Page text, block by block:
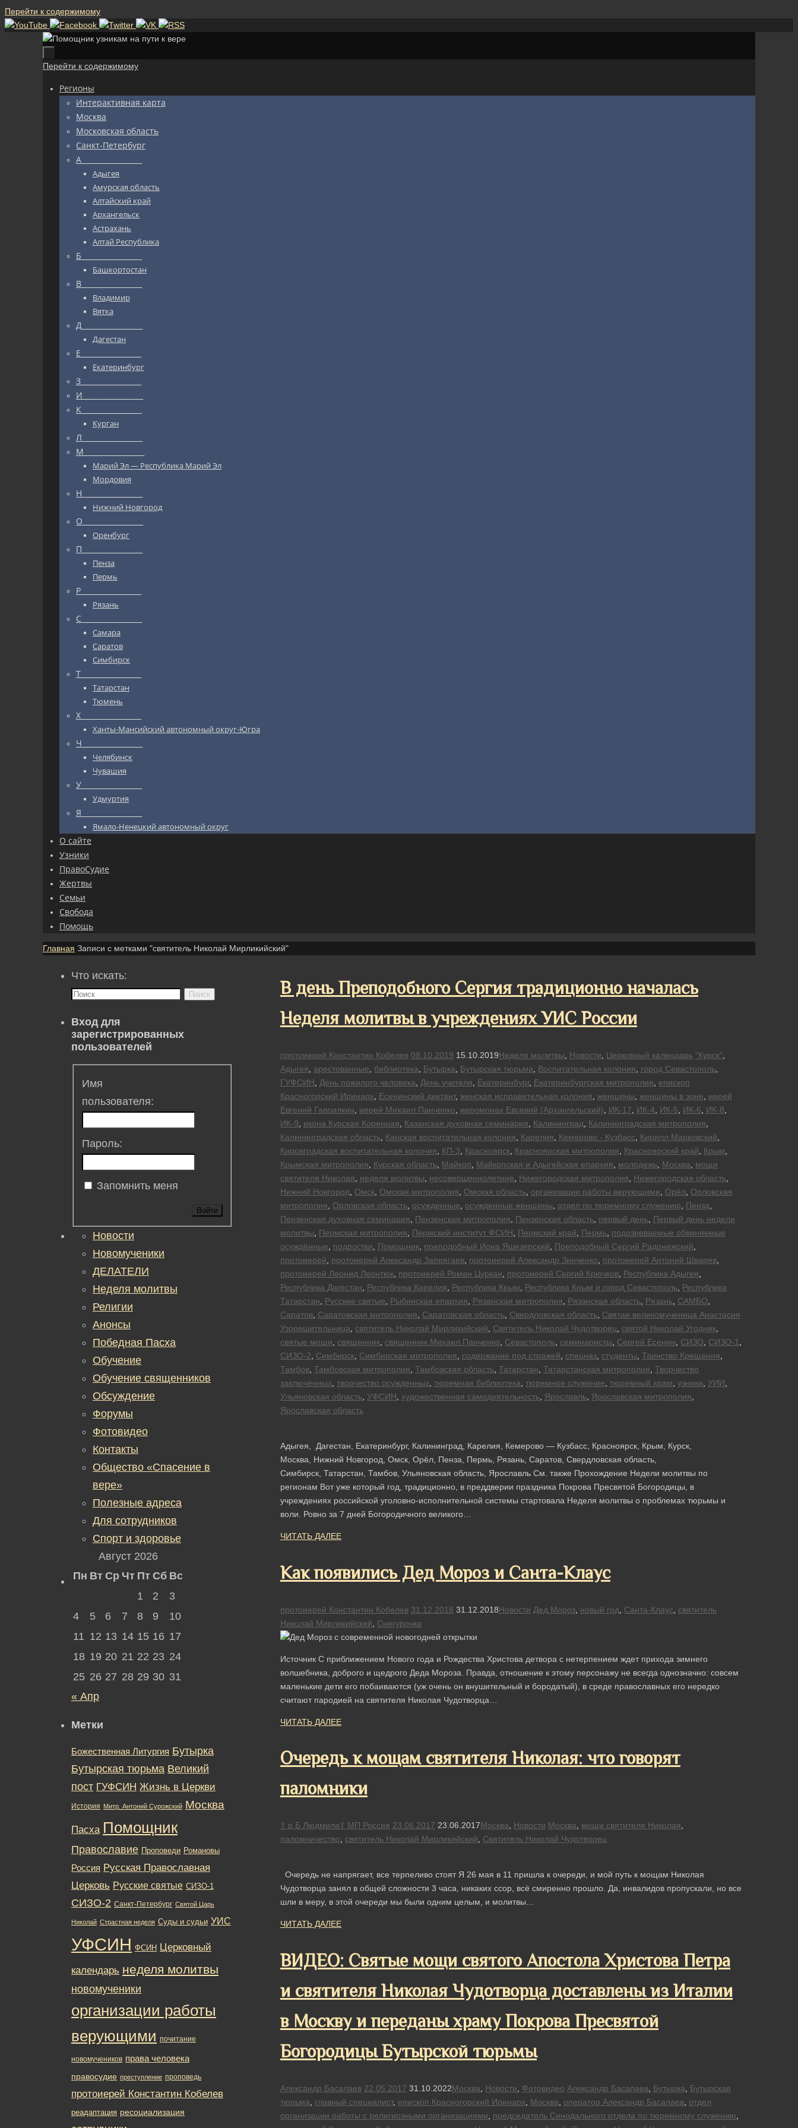
Перейти к содержимому
Перейти к содержимому
Регионы
Интерактивная карта
Москва
Московская область
Санкт-Петербург
А_________________
Адыгея
Амурская область
Алтайский край
Архангельск
Астрахань
Алтай Республика
Б_________________
Башкортостан
В_________________
Владимир
Вятка
Д_________________
Дагестан
Е_________________
Екатеринбург
З_________________
И_________________
К_________________
Курган
Л_________________
М_________________
Марий Эл — Республика Марий Эл
Мордовия
Н_________________
Нижний Новгород
О_________________
Оренбург
П_________________
Пенза
Пермь
Р_________________
Рязань
С_________________
Самара
Саратов
Симбирск
Т_________________
Татарстан
Тюмень
Х_________________
Ханты-Мансийский автономный округ-Югра
Ч_________________
Челябинск
Чувашия
У_________________
Удмуртия
Я_________________
Ямало-Ненецкий автономный округ
О сайте
Узники
ПравоСудие
Жертвы
Семьи
Свобода
Помощь
Главная Записи с метками "святитель Николай Мирликийский"
В день Преподобного Сергия традиционно началась
Неделя молитвы в учреждениях УИС России
протоиерей Константин Кобелев 08.10.2019 15.10.2019Неделя молитвы Новости Церковный календарь "Курск"
Адыгея
арестованные библиотека Бутырка Бутырская тюрьма Воспитательная колония город Севастополь
ГУФСИН
День пожилого человека День учителя Екатеринбург, Екатеринбургская митрополия
епископ
Красногорский Иринарх
Есенинский диктант, женская исправительная колония женщины женщины в зоне
иерей
Евгений Гаврилкин
иерей Михаил Панченко иеромонах Евсевий (Архангельский) ИК-17 ИК-4 ИК-5 ИК-6 ИК-8
ИК-9
икона Курская Коренная Казанская духовная семинария Калининград Калининградская митрополия
Калининградская область Канская воспитательная колония Карелия Кемерово - Кузбасс Кирилл Марковский
Кировградская воспитательная колония
КП-3 Красноярск Красноярская митрополия Красноярский край Крым
Крымская митрополия
Курская область Майкоп Майкопская и Адыгейская епархия молодежь Москва
мощи
святителя Николая
неделя молитвы несовершеннолетние Нижегородская митрополия Нижегородская область
Нижний Новгород
Омск Омская митрополия Омская область организации работы верующими Орёл
Орловская
митрополия
Орловская область осужденные осужденные женщины отдел по тюремному служению Пенза
Пензенская духовная семинария
Пензенская митрополия Пензенская область первый день Первый день недели
молитвы
Пермская митрополия Пермский институт ФСИН Пермский край Пермь подозреваемые обвиняемые
осуждённые
подростки Помощник преподобный Иона Яшезерский Преподобный Сергий Радонежский
протоиерей
протоиерей Александр Запрягаев протоиерей Александр Зинченко протоиерей Антоний Шварев
протоиерей Леонид Леонтюк протоиерей Роман Цуркан протоиерей Сергий Крючков Республика Адыгея
Республика Дагестан
Республика Карелия Республика Крым Республика Крым и город Севастополь Республика
Татарстан
Русские святые Рыбинская епархия Рязанская митрополия Рязанская область Рязань САМБО
Саратов Саратовская митрополия Саратовская область Свердловская область Святая великомученица Анастасия
Узорешительница
святитель Николай Мирликийский Святитель Николай Чудотворец святой Николай Угодник
святые мощи
священник священник Михаил Панченко Севастополь семинаристы Сергей Есенин СИЗО СИЗО-1
СИЗО-2
Симбирск Симбирская митрополия содержание под стражей спецназ студенты Таинство Крещения
Тамбов Тамбовская митрополия Тамбовская область Татарстан Татарстанская митрополия Творчество
заключенных творчество осужденных тюремная библиотека тюремное служение тюремный храм узники УИИ
Ульяновская область УФСИН художественная самодеятельность Ярославль Ярославская митрополия
Ярославская область
Адыгея, Дагестан, Екатеринбург, Калининград, Карелия, Кемерово — Кузбасс, Красноярск, Крым, Курск,
Москва, Нижний Новгород, Омск, Орёл, Пенза, Пермь, Рязань, Саратов, Свердловская область,
Симбирск, Татарстан, Тамбов, Ульяновская область, Ярославль См. также Прохождение Недели молитвы по
регионам Вот уже который год, традиционно, в преддверии праздника Покрова Пресвятой Богородицы, в
учреждениях российской уголовно-исполнительной системы стартовала Неделя молитвы о проблемах тюрьмы и
воли. Ровно за 7 дней Богородичного великого…
ЧИТАТЬ ДАЛЕЕ
Как появились Дед Мороз и Санта-Клаус
протоиерей Константин Кобелев 31.12.2018 31.12.2018Новости Дед Мороз новый год Санта-Клаус
святитель
Николай Мирликийский
Снегурочка
Источник С приближением Нового года и Рождества Христова детвора с нетерпением ждет прихода зимнего
волшебника, доброго и щедрого Деда Мороза. Правда, отношение к этому персонажу не всегда однозначно: совсем
маленькие дети его побаиваются (уж очень он внушительный и бородатый), в среде православных его нередко
считают пародией на святителя Николая Чудотворца…
ЧИТАТЬ ДАЛЕЕ
Очередь к мощам святителя Николая: что говорят
паломники
☦ р Б Людмила☦ МП Россия 23.06.2017 23.06.2017Москва, Новости Москва, мощи святителя Николая,
паломничество, святитель Николай Мирликийский, Святитель Николай Чудотворец
Очередь не напрягает, все терпеливо стоят Я 26 мая в 11 пришла к очереди, и мой путь к мощам Николая
Чудотворца занял в общей сложности 3 часа, никаких ссор, всё смиренно прошло. Да, инвалидов пропускали, но все
шли в меру, в этой очереди мы были одним целым, и молитвы…
ЧИТАТЬ ДАЛЕЕ
ВИДЕО: Святые мощи святого Апостола Христова Петра
и святителя Николая Чудотворца доставлены из Италии
в Москву и переданы храму Покрова Пресвятой
Богородицы Бутырской тюрьмы
Александр Басалаев 22.05.2017 31.10.2022Москва Новости Фотовидео Александр Басалаев Бутырка
Бутырская
тюрьма
главный специалист, епископ Красногорский Иринарх Москва оператор Александр Басалаев отдел
организации работы с религиозными организациями
председатель Синодального отдела по тюремному служению
Что искать:
Поиск
Вход для
зарегистрированных
пользователей
Имя
пользователя:
Пароль:
Запомнить меня
Войти
Новости
Новомученики
ДЕЛАТЕЛИ
Неделя молитвы
Религии
Анонсы
Победная Пасха
Обучение
Обучение священников
Обсуждение
Форумы
Фотовидео
Контакты
Общество «Спасение в
вере»
Полезные адреса
Для сотрудников
Спорт и здоровье
Август 2026
Пн Вт Ср Чт Пт Сб Вс
1
2
3
4
5 6 7 8 9
10
11 12 13 14 15 16 17
18 19 20 21 22 23 24
25 26 27 28 29 30 31
« Апр
Метки
Божественная Литургия Бутырка
Бутырская тюрьма Великий
пост ГУФСИН Жизнь в Церкви
История Митр. Антоний Сурожский Москва
Пасха Помощник
Православие Проповеди Романовы
Россия Русская Православная
Церковь Русские святые СИЗО-1
СИЗО-2 Санкт-Петербург Святой Царь
Николай Страстная неделя Суды и судьи УИС
УФСИН ФСИН Церковный
календарь неделя молитвы
новомученики
организации работы
верующими почитание
новомучеников права человека
правосудие преступление проповедь
протоиерей Константин Кобелев
реадаптация ресоциализация